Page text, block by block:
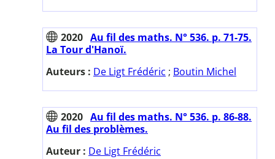
2020 Au fil des maths. N° 536. p. 71-75.
La Tour d'Hanoï.
Auteurs : De Ligt Frédéric ; Boutin Michel
2020 Au fil des maths. N° 536. p. 86-88.
Au fil des problèmes.
Auteur : De Ligt Frédéric